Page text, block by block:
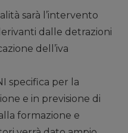
sarà l’intervento
dalle detrazioni
dell’iva
specifica per la
e in previsione di
formazione e